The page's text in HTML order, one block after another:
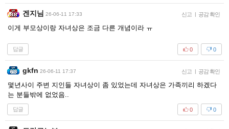
겐지님 26-06-11 17:33 신고 공감 확인
이게 부모상이랑 자녀상은 조금 다른 개념이라 ㅠ
답글 0
0
gkfn 26-06-11 17:37 신고 공감 확인
몇년사이 주변 지인들 자녀상이 좀 있었는데 자녀상은 가족끼리 하겠다
는 분들밖에 없었음..
답글 0
0